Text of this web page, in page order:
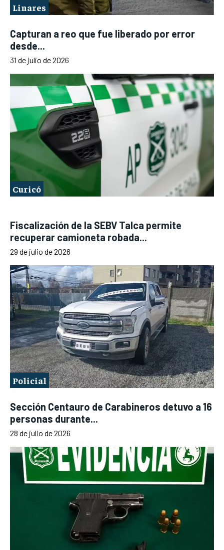
Linares
Capturan a reo que fue liberado por error
desde...
31 de julio de 2026
Curicó
Fiscalización de la SEBV Talca permite
recuperar camioneta robada...
29 de julio de 2026
Policial
Sección Centauro de Carabineros detuvo a 16
personas durante...
28 de julio de 2026